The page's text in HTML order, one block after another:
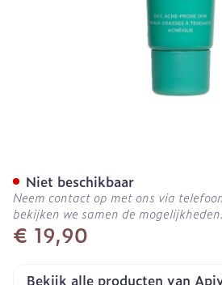
€ 19,90
Niet beschikbaar
Neem contact op met ons via
bekijken we samen de mogelijkheden.
Bekijk alle producten van